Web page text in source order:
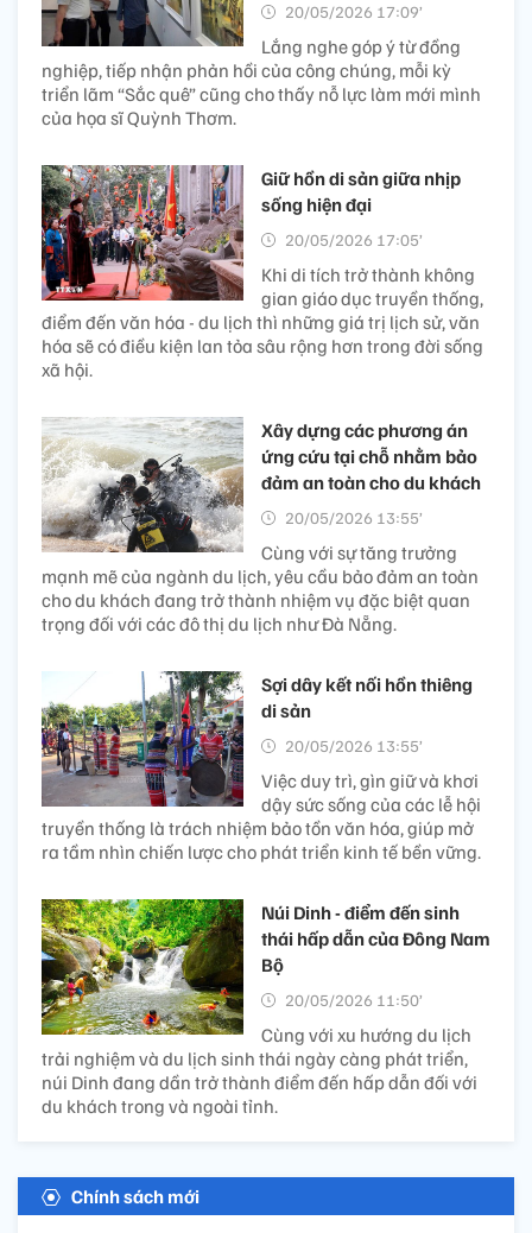
20/05/2026 17:09’
Lắng nghe góp ý từ đồng
nghiệp, tiếp nhận phản hồi của công chúng, mỗi kỳ
triển lãm “Sắc quê” cũng cho thấy nỗ lực làm mới mình
của họa sĩ Quỳnh Thơm.
Giữ hồn di sản giữa nhịp
sống hiện đại
20/05/2026 17:05’
Khi di tích trở thành không
gian giáo dục truyền thống,
điểm đến văn hóa - du lịch thì những giá trị lịch sử, văn
hóa sẽ có điều kiện lan tỏa sâu rộng hơn trong đời sống
xã hội.
Xây dựng các phương án
ứng cứu tại chỗ nhằm bảo
đảm an toàn cho du khách
20/05/2026 13:55’
Cùng với sự tăng trưởng
mạnh mẽ của ngành du lịch, yêu cầu bảo đảm an toàn
cho du khách đang trở thành nhiệm vụ đặc biệt quan
trọng đối với các đô thị du lịch như Đà Nẵng.
Sợi dây kết nối hồn thiêng
di sản
20/05/2026 13:55’
Việc duy trì, gìn giữ và khơi
dậy sức sống của các lễ hội
truyền thống là trách nhiệm bảo tồn văn hóa, giúp mở
ra tầm nhìn chiến lược cho phát triển kinh tế bền vững.
Núi Dinh - điểm đến sinh
thái hấp dẫn của Đông Nam
Bộ
20/05/2026 11:50’
Cùng với xu hướng du lịch
trải nghiệm và du lịch sinh thái ngày càng phát triển,
núi Dinh đang dần trở thành điểm đến hấp dẫn đối với
du khách trong và ngoài tỉnh.
Chính sách mới